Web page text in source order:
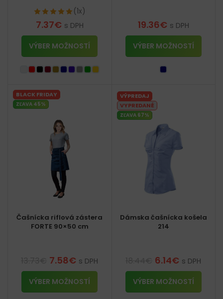
(1x)
7.37€ s DPH
VÝBER MOŽNOSTÍ
19.36€ s DPH
VÝBER MOŽNOSTÍ
BLACK FRIDAY
ZĽAVA 45%
Čašnícka riflová zástera
FORTE 90×50 cm
7.58€ s DPH
VÝBER MOŽNOSTÍ
VÝPREDAJ
VYPREDANÉ
ZĽAVA 67%
Dámska čašnícka košela
214
6.14€ s DPH
VÝBER MOŽNOSTÍ